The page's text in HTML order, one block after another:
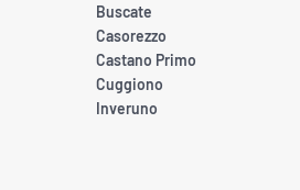
Buscate
Casorezzo
Castano Primo
Cuggiono
Inveruno